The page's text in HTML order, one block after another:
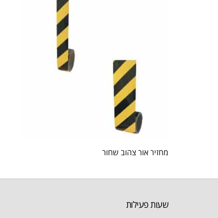
מחזיר אור צהוב שחור
שעות פעילות